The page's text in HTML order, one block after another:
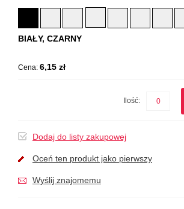
BIAŁY, CZARNY
Cena: 6,15 zł
Ilość:
Dodaj do listy zakupowej
Oceń ten produkt jako pierwszy
Wyślij znajomemu